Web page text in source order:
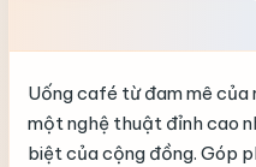
Uống café từ đam mê của
một nghệ thuật đỉnh cao
biệt của cộng đồng. Góp